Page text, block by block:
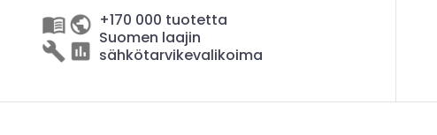
+170 000 tuotetta
Suomen laajin
sähkötarvikevalikoima